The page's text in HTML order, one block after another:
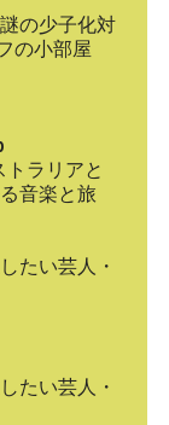
の少子化対
の小部屋
ラリアと
音楽と旅
たい芸人・
たい芸人・